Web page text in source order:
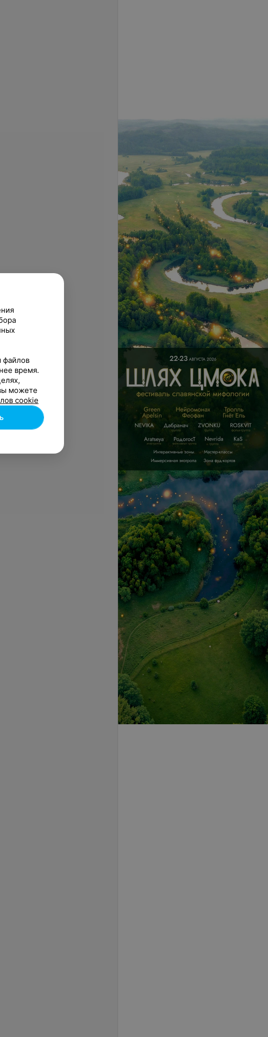
файлов
время.
можете
cookie